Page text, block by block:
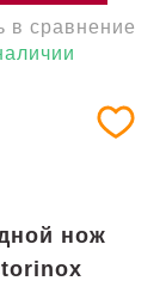
в сравнение
нож